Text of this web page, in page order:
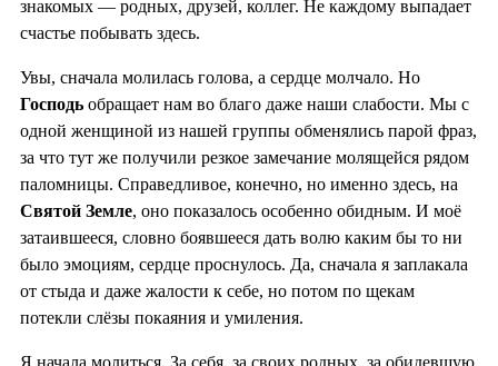
знакомых — родных, друзей, коллег. Не каждому выпадает
счастье побывать здесь.
Увы, сначала молилась голова, а сердце молчало. Но
Господь обращает нам во благо даже наши слабости. Мы с
одной женщиной из нашей группы обменялись парой фраз,
за что тут же получили резкое замечание молящейся рядом
паломницы. Справедливое, конечно, но именно здесь, на
Святой Земле, оно показалось особенно обидным. И моё
затаившееся, словно боявшееся дать волю каким бы то ни
было эмоциям, сердце проснулось. Да, сначала я заплакала
от стыда и даже жалости к себе, но потом по щекам
потекли слёзы покаяния и умиления.